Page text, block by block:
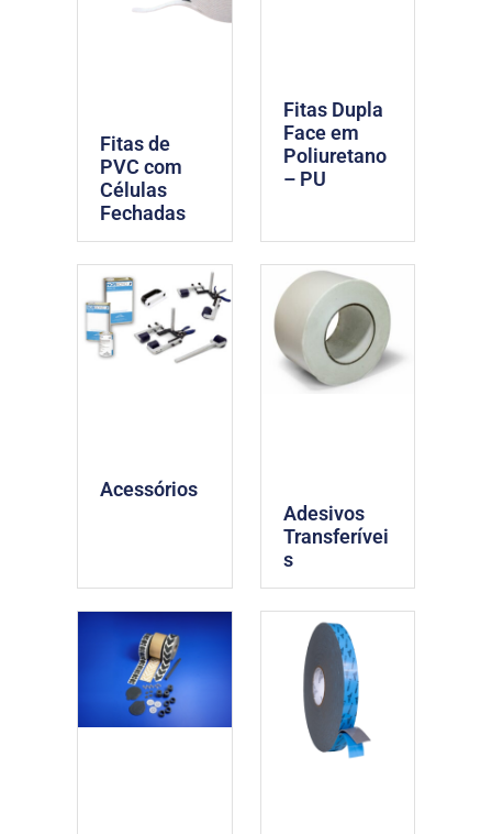
Fitas de
PVC com
Células
Fechadas
Fitas Dupla
Face em
Poliuretano
– PU
Acessórios
Adesivos
Transferívei
s